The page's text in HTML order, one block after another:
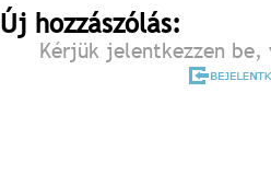
Új hozzászólás:
Kérjük jelentkezzen be,